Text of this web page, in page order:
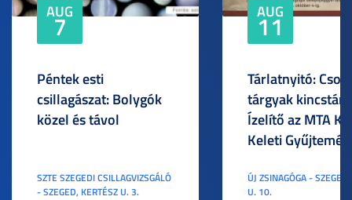
AUG
7
Péntek esti
csillagászat: Bolygók
közel és távol
SZTE SZEGEDI CSILLAGVIZSGÁLÓ
- SZEGED, KERTÉSZ U. 3.
AUG
11
Tárlatnyitó:
tárgyak
Ízelítő az MTA
Keleti
ÚJ ZSINAGÓGA -
U. 10.